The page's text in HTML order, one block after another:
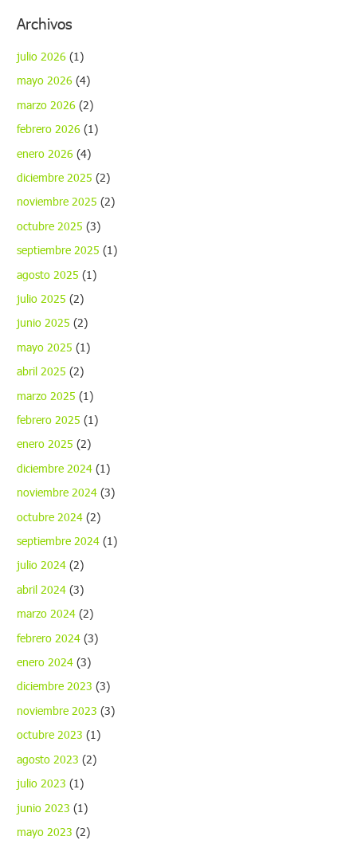
Archivos
julio 2026 (1)
mayo 2026 (4)
marzo 2026 (2)
febrero 2026 (1)
enero 2026 (4)
diciembre 2025 (2)
noviembre 2025 (2)
octubre 2025 (3)
septiembre 2025 (1)
agosto 2025 (1)
julio 2025 (2)
junio 2025 (2)
mayo 2025 (1)
abril 2025 (2)
marzo 2025 (1)
febrero 2025 (1)
enero 2025 (2)
diciembre 2024 (1)
noviembre 2024 (3)
octubre 2024 (2)
septiembre 2024 (1)
julio 2024 (2)
abril 2024 (3)
marzo 2024 (2)
febrero 2024 (3)
enero 2024 (3)
diciembre 2023 (3)
noviembre 2023 (3)
octubre 2023 (1)
agosto 2023 (2)
julio 2023 (1)
junio 2023 (1)
mayo 2023 (2)